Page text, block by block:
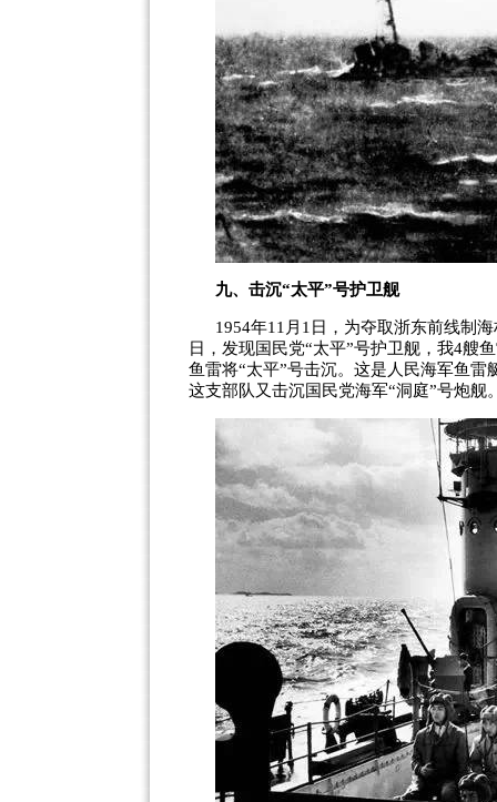
九、击沉“太平”号护卫舰
1954年11 月 1 日，为夺取浙东前线制
日，发现国民党“太平”号护卫舰，我4艘
鱼雷将“太平”号击沉。这是人民海军鱼雷
这支部队又击沉国民党海军“洞庭”号炮舰